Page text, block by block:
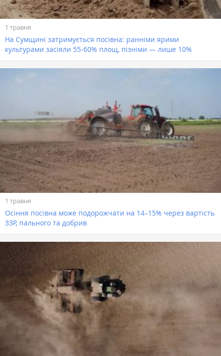
1 травня
На Сумщині затримується посівна: ранніми ярими
культурами засіяли 55-60% площ, пізніми — лише 10%
1 травня
Осіння посівна може подорожчати на 14–15% через вартість
ЗЗР, пального та добрив